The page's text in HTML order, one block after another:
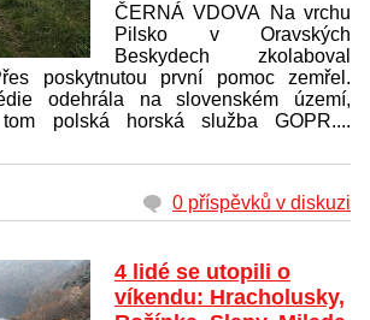
ČERNÁ VDOVA Na vrchu
Pilsko v Oravských
Beskydech zkolaboval
poskytnutou první pomoc zemřel.
odehrála na slovenském území,
polská horská služba GOPR....
0 příspěvků v diskuzi
4 lidé se utopili o
víkendu: Hracholusky,